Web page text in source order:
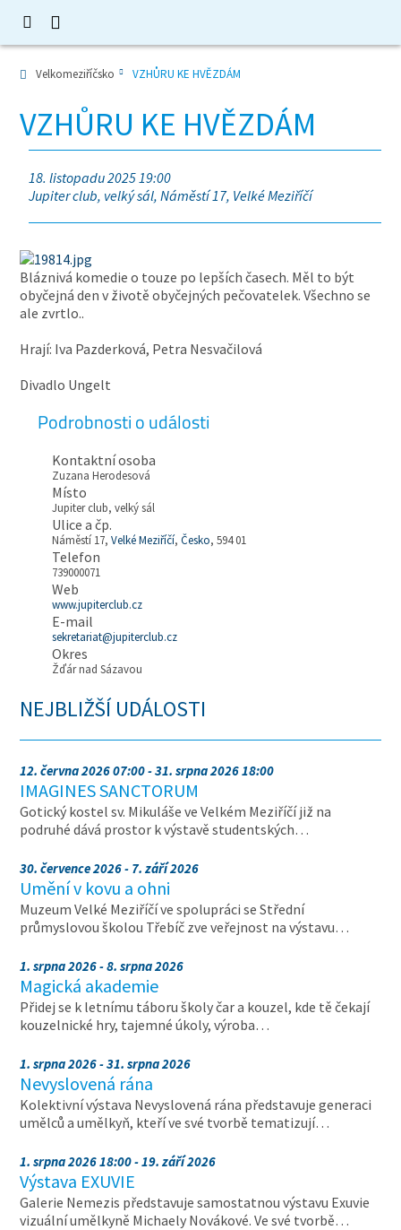
Velkomeziříčsko VZHŮRU KE HVĚZDÁM
VZHŮRU KE HVĚZDÁM
18. listopadu 2025 19:00
Jupiter club, velký sál, Náměstí 17, Velké Meziříčí
Bláznivá komedie o touze po lepších časech. Měl to být
obyčejná den v životě obyčejných pečovatelek. Všechno se
ale zvrtlo..
Hrají: Iva Pazderková, Petra Nesvačilová
Divadlo Ungelt
Podrobnosti o události
Kontaktní osoba
Zuzana Herodesová
Místo
Jupiter club, velký sál
Ulice a čp.
Náměstí 17,Velké Meziříčí,Česko, 594 01
Telefon
739000071
Web
www.jupiterclub.cz
E-mail
sekretariat@jupiterclub.cz
Okres
Žďár nad Sázavou
NEJBLIŽŠÍ UDÁLOSTI
12. června 2026 07:00 - 31. srpna 2026 18:00
IMAGINES SANCTORUM
Gotický kostel sv. Mikuláše ve Velkém Meziříčí již na
podruhé dává prostor k výstavě studentských…
30. července 2026 - 7. září 2026
Umění v kovu a ohni
Muzeum Velké Meziříčí ve spolupráci se Střední
průmyslovou školou Třebíč zve veřejnost na výstavu…
1. srpna 2026 - 8. srpna 2026
Magická akademie
Přidej se k letnímu táboru školy čar a kouzel, kde tě čekají
kouzelnické hry, tajemné úkoly, výroba…
1. srpna 2026 - 31. srpna 2026
Nevyslovená rána
Kolektivní výstava Nevyslovená rána představuje generaci
umělců a umělkyň, kteří ve své tvorbě tematizují…
1. srpna 2026 18:00 - 19. září 2026
Výstava EXUVIE
Galerie Nemezis představuje samostatnou výstavu Exuvie
vizuální umělkyně Michaely Novákové. Ve své tvorbě…